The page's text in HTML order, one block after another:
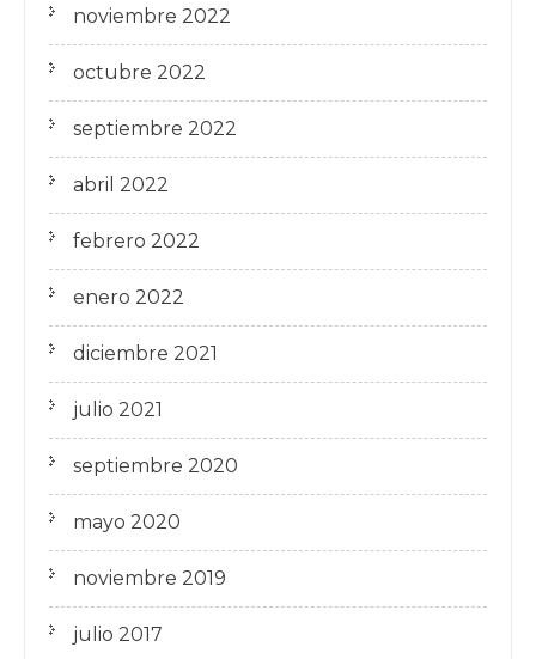
noviembre 2022
octubre 2022
septiembre 2022
abril 2022
febrero 2022
enero 2022
diciembre 2021
julio 2021
septiembre 2020
mayo 2020
noviembre 2019
julio 2017